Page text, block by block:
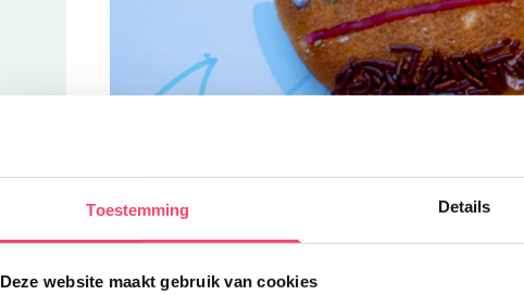
Toestemming Details
Deze website maakt gebruik van cookies
heeft strepen van
van doorgesneden dropjes. Dit
of gebruik een schaar. En wat dacht je van een
gekleurd papier, de eierkoek leg je daar als schild